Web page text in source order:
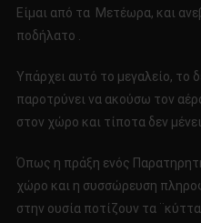
Είμαι από τα Μετέωρα, και
ποδήλατο .
Υπάρχει αυτό το μεγαλείο, το
παροτρύνει να ακούσω τον
στον χώρο και τίποτα δεν
Όπως η πράξη ενός
χώρο και η συσσώρευση
στην ουσία ποτίζουν τα